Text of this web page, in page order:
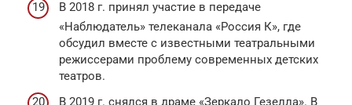
В 2018 г. принял участие в передаче
«Наблюдатель» телеканала «Россия К», где
обсудил вместе с известными театральными
режиссерами проблему современных детских
театров.
В 2019 г. снялся в драме «Зеркало Гезелла». В